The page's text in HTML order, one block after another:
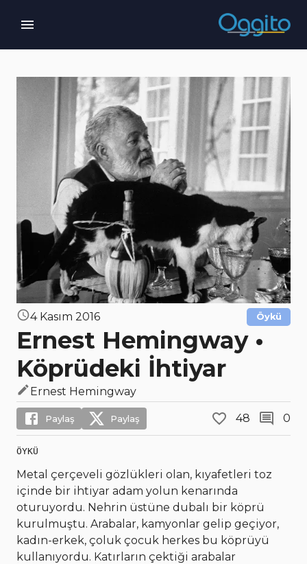
4 Kasım 2016 Öykü
Ernest Hemingway •
Köprüdeki İhtiyar
Ernest Hemingway
Paylaş Paylaş 48 0
ÖYKÜ
Metal çerçeveli gözlükleri olan, kıyafetleri toz
içinde bir ihtiyar adam yolun kenarında
oturuyordu. Nehrin üstüne dubalı bir köprü
kurulmuştu. Arabalar, kamyonlar gelip geçiyor,
kadın-erkek, çoluk çocuk herkes bu köprüyü
kullanıyordu. Katırların çektiği arabalar